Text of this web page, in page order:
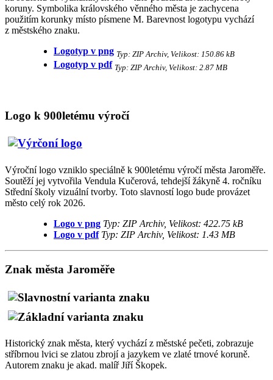
koruny. Symbolika královského věnného města je zachycena
použitím korunky místo písmene M. Barevnost logotypu vychází
z městského znaku.
Logotyp v png Typ: ZIP Archiv, Velikost: 150.86 kB
Logotyp v pdf Typ: ZIP Archiv, Velikost: 2.87 MB
Logo k 900letému výročí
Výroční logo vzniklo speciálně k 900letému výročí města Jaroměře.
Soutěží jej vytvořila Vendula Kučerová, tehdejší žákyně 4. ročníku
Střední školy vizuální tvorby. Toto slavností logo bude provázet
město celý rok 2026.
Logo v png Typ: ZIP Archiv, Velikost: 422.75 kB
Logo v pdf Typ: ZIP Archiv, Velikost: 1.43 MB
Znak města Jaroměře
Historický znak města, který vychází z městské pečeti, zobrazuje
stříbrnou lvici se zlatou zbrojí a jazykem ve zlaté trnové koruně.
Autorem znaku je akad. malíř Jiří Škopek.